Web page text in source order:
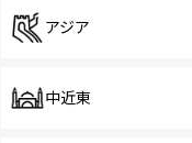
アジア
中近東